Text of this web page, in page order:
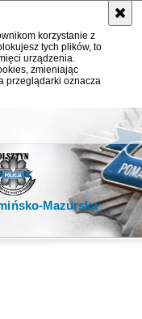
korzystanie z
tych plików, to
urządzenia.
zmieniając
przeglądarki oznacza
Mazurska